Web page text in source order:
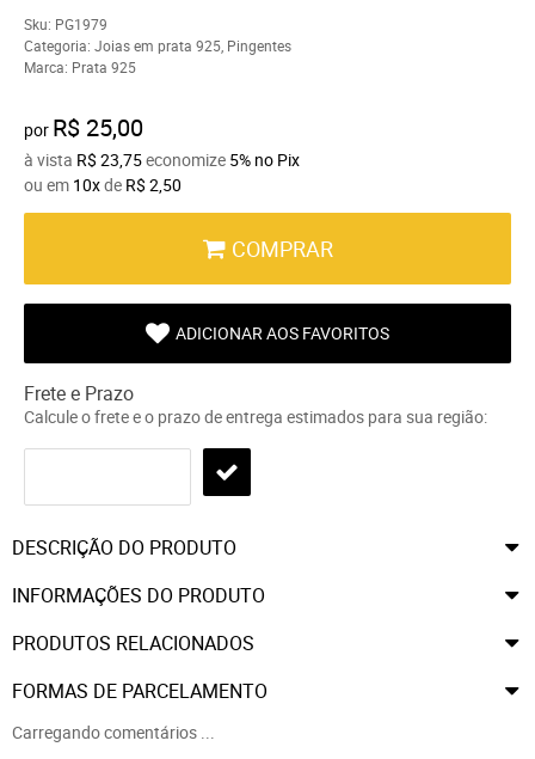
Sku: PG1979
Categoria: Joias em prata 925 Pingentes
Marca: Prata 925
por R$ 25,00
à vista R$ 23,75economize 5% no Pix
ou em 10xde R$ 2,50
COMPRAR
ADICIONAR AOS FAVORITOS
Frete e Prazo
Calcule o frete e o prazo de entrega estimados para sua região:
DESCRIÇÃO DO PRODUTO
INFORMAÇÕES DO PRODUTO
PRODUTOS RELACIONADOS
FORMAS DE PARCELAMENTO
Carregando comentários ...